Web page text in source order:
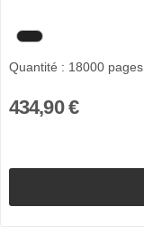
Quantité : 18000 pages
434,90 €